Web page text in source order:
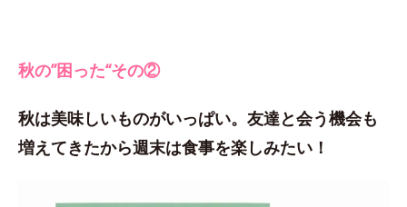
秋の”困った“その②
秋は美味しいものがいっぱい。友達と会う機会も
増えてきたから週末は食事を楽しみたい！